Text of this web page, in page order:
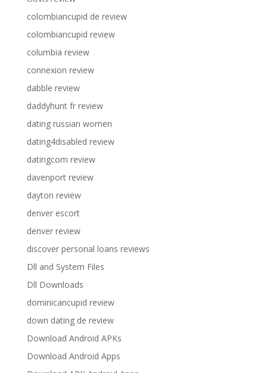
colombiancupid de review
colombiancupid review
columbia review
connexion review
dabble review
daddyhunt fr review
dating russian women
dating4disabled review
datingcom review
davenport review
dayton review
denver escort
denver review
discover personal loans reviews
Dll and System Files
Dll Downloads
dominicancupid review
down dating de review
Download Android APKs
Download Android Apps